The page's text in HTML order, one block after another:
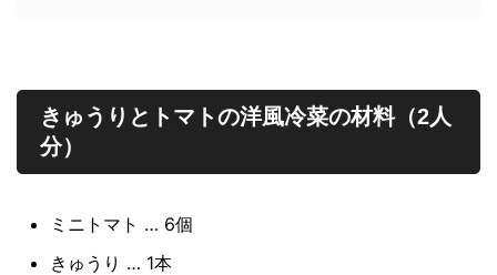
きゅうりとトマトの洋風冷菜の材料（2人
分）
ミニトマト … 6個
きゅうり … 1本